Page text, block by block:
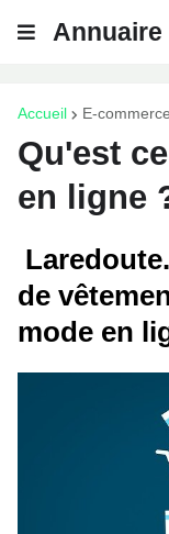
Annuaire
Accueil E-commerce
Qu'est
en ligne
de
mode en